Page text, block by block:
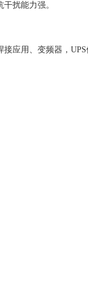
扰能力强。
应用、变频器，